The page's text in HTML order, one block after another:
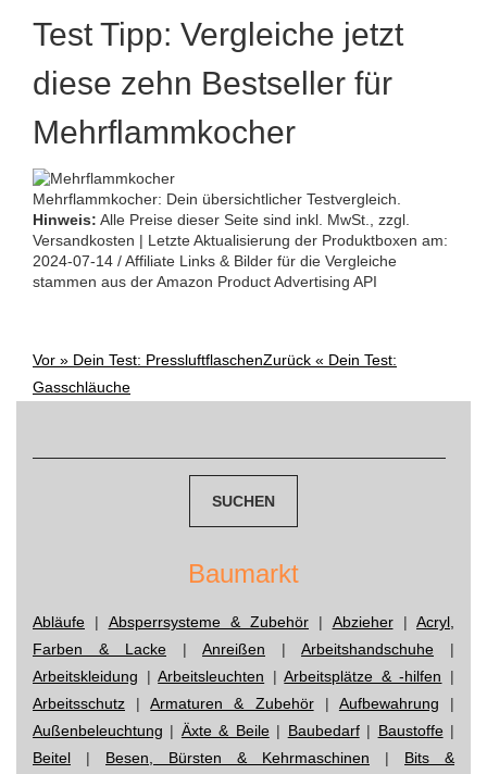
Test Tipp: Vergleiche jetzt
diese zehn Bestseller für
Mehrflammkocher
Mehrflammkocher: Dein übersichtlicher Testvergleich.
Hinweis: Alle Preise dieser Seite sind inkl. MwSt., zzgl.
Versandkosten | Letzte Aktualisierung der Produktboxen am:
2024-07-14 / Affiliate Links & Bilder für die Vergleiche
stammen aus der Amazon Product Advertising API
Post
Vor » Dein Test: PressluftflaschenZurück « Dein Test:
Gasschläuche
Baumarkt
Abläufe | Absperrsysteme & Zubehör | Abzieher| Acryl,
Farben & Lacke | Anreißen | Arbeitshandschuhe |
Arbeitskleidung |Arbeitsleuchten |Arbeitsplätze & -hilfen |
Arbeitsschutz |Armaturen & Zubehör| Aufbewahrung |
Außenbeleuchtung | Äxte & Beile| Baubedarf| Baustoffe|
Beitel | Besen, Bürsten & Kehrmaschinen | Bits &